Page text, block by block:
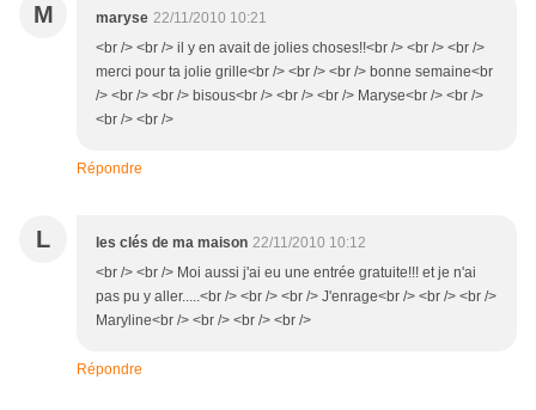
M maryse 22/11/2010 10:21
<br /> <br /> il y en avait de jolies choses!!<br /> <br /> <br />
merci pour ta jolie grille<br /> <br /> <br /> bonne semaine<br
/> <br /> <br /> bisous<br /> <br /> <br /> Maryse<br /> <br />
<br /> <br />
Répondre
L les clés de ma maison 22/11/2010 10:12
<br /> <br /> Moi aussi j'ai eu une entrée gratuite!!! et je n'ai
pas pu y aller.....<br /> <br /> <br /> J'enrage<br /> <br /> <br />
Maryline<br /> <br /> <br /> <br />
Répondre